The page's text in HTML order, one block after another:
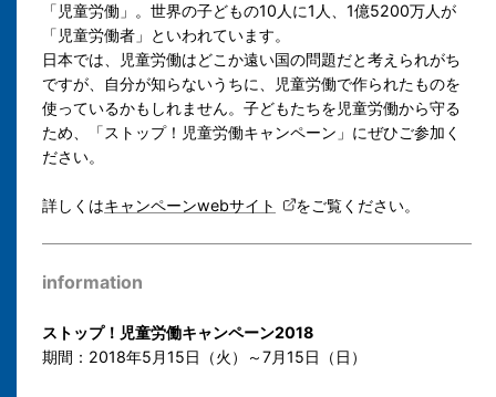
「児童労働」。世界の子どもの10人に1人、1億5200万人が
「児童労働者」といわれています。
日本では、児童労働はどこか遠い国の問題だと考えられがち
ですが、自分が知らないうちに、児童労働で作られたものを
使っているかもしれません。子どもたちを児童労働から守る
ため、「ストップ！児童労働キャンペーン」にぜひご参加く
ださい。
詳しくはキャンペーンwebサイト をご覧ください。
information
ストップ！児童労働キャンペーン2018
期間：2018年5月15日（火）～7月15日（日）